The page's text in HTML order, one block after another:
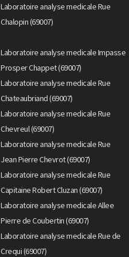
Laboratoire analyse medicale Rue
Chalopin (69007)
Laboratoire analyse medicale Impasse
Prosper Chappet (69007)
Laboratoire analyse medicale Rue
Chateaubriand (69007)
Laboratoire analyse medicale Rue
Chevreul (69007)
Laboratoire analyse medicale Rue
Jean Pierre Chevrot (69007)
Laboratoire analyse medicale Rue
Capitaine Robert Cluzan (69007)
Laboratoire analyse medicale Allee
Pierre de Coubertin (69007)
Laboratoire analyse medicale Rue de
Crequi (69007)